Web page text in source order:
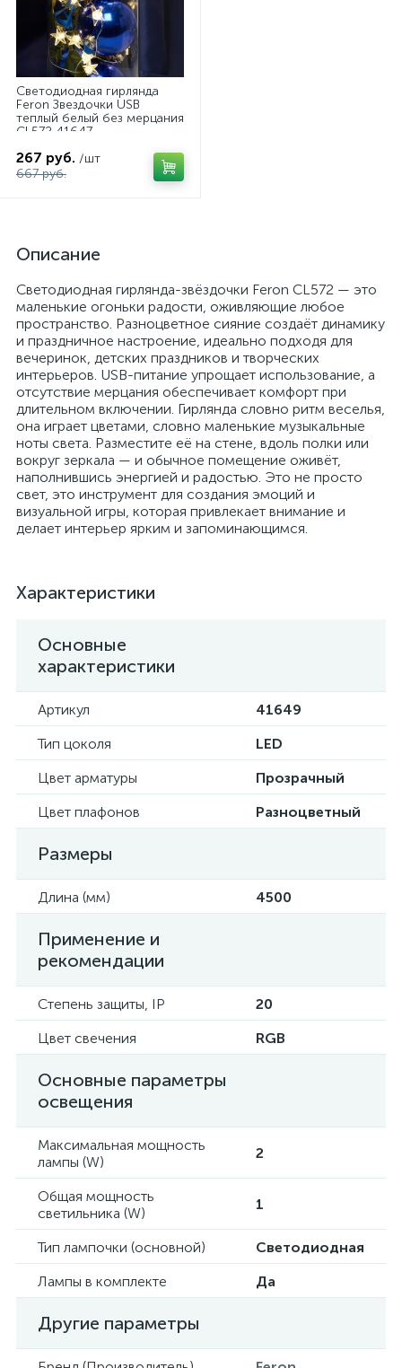
Светодиодная гирлянда
Feron Звездочки USB
теплый белый без мерцания
CL572 41647
267 руб. /шт
667 руб.
Описание
Светодиодная гирлянда-звёздочки Feron CL572 — это
маленькие огоньки радости, оживляющие любое
пространство. Разноцветное сияние создаёт динамику
и праздничное настроение, идеально подходя для
вечеринок, детских праздников и творческих
интерьеров. USB-питание упрощает использование, а
отсутствие мерцания обеспечивает комфорт при
длительном включении. Гирлянда словно ритм веселья,
она играет цветами, словно маленькие музыкальные
ноты света. Разместите её на стене, вдоль полки или
вокруг зеркала — и обычное помещение оживёт,
наполнившись энергией и радостью. Это не просто
свет, это инструмент для создания эмоций и
визуальной игры, которая привлекает внимание и
делает интерьер ярким и запоминающимся.
Характеристики
Основные
характеристики
Артикул
41649
Тип цоколя
LED
Цвет арматуры
Прозрачный
Цвет плафонов
Разноцветный
Размеры
Длина (мм) 4500
Применение и
рекомендации
Степень защиты, IP
20
Цвет свечения
RGB
Основные параметры
освещения
Максимальная мощность
лампы (W)
2
Общая мощность
светильника (W)
1
Тип лампочки (основной)
Светодиодная
Лампы в комплекте
Да
Другие параметры